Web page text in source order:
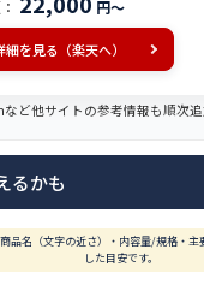
円～
細を見る（楽天へ）
ど他サイトの参考情報も順次追
るかも
品名（文字の近さ）・内容量/規格・主
した目安です。